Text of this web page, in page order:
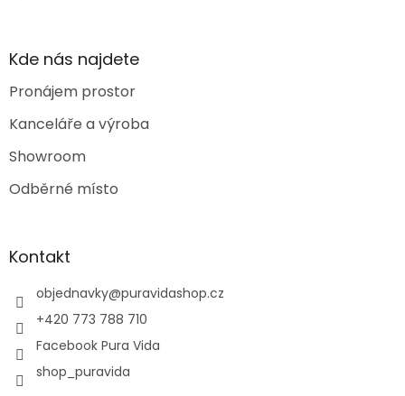
Kde nás najdete
Pronájem prostor
Kanceláře a výroba
Showroom
Odběrné místo
Kontakt
objednavky@puravidashop.cz
+420 773 788 710
Facebook Pura Vida
shop_puravida